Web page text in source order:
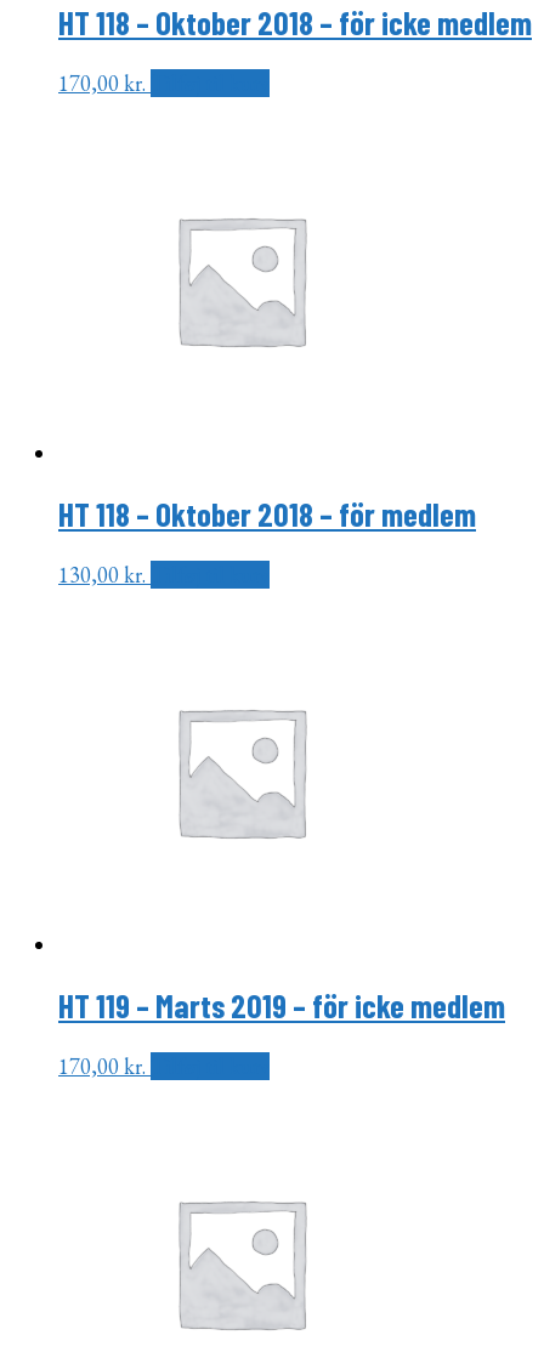
HT 118 – Oktober 2018 – för icke medlem
170,00kr.
HT 118 – Oktober 2018 – för medlem
130,00kr.
HT 119 – Marts 2019 – för icke medlem
170,00 kr.